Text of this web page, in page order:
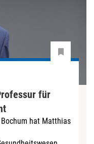
für
hat Matthias